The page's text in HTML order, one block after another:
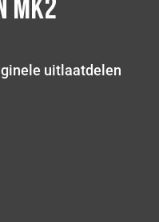
MK2
uitlaatdelen